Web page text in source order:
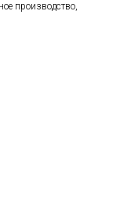
производство,